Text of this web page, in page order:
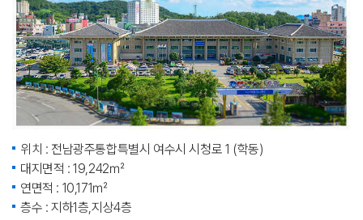
위치 : 전남광주통합특별시 여수시 시청로 1 (학동)
대지면적 : 19,242㎡
연면적 : 10,171㎡
층수 : 지하1층,지상4층